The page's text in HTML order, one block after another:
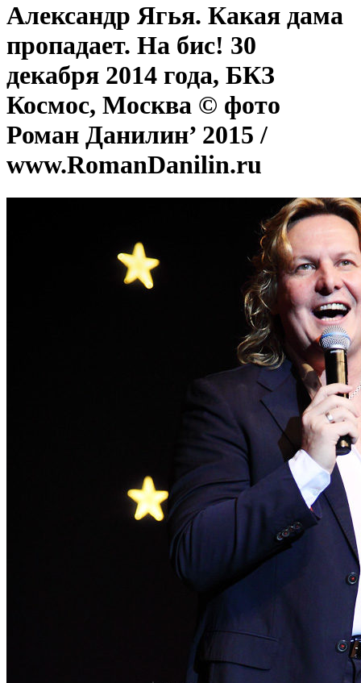
Александр Ягья. Какая дама
пропадает. На бис! 30
декабря 2014 года, БКЗ
Космос, Москва © фото
Роман Данилин’ 2015 /
www.RomanDanilin.ru